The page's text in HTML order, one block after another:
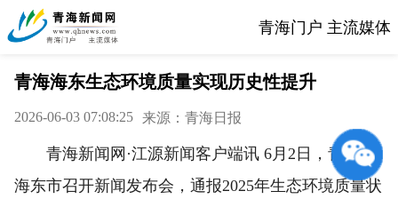
青海门户 主流媒体
青海海东生态环境质量实现历史性提升
2026-06-03 07:08:25 来源：青海日报
青海新闻网·江源新闻客户端讯 6月2日，青海省
海东市召开新闻发布会，通报2025年生态环境质量状